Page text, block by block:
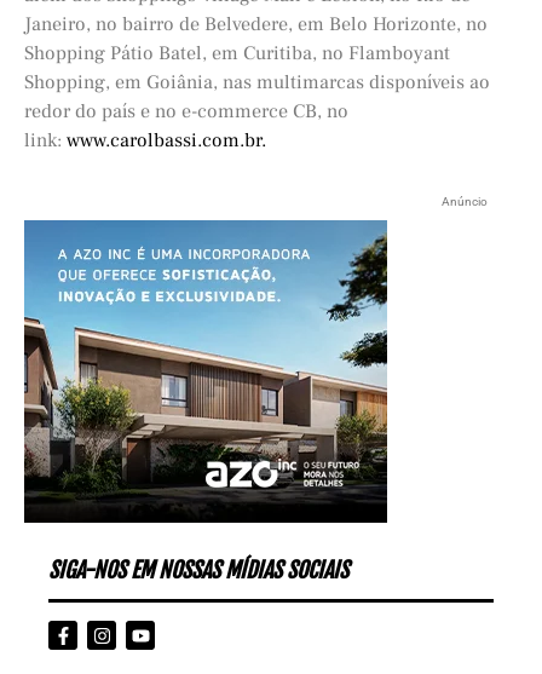
Janeiro, no bairro de Belvedere, em Belo Horizonte, no
Shopping Pátio Batel, em Curitiba, no Flamboyant
Shopping, em Goiânia, nas multimarcas disponíveis ao
redor do país e no e-commerce CB, no
link: www.carolbassi.com.br.
Anúncio
SIGA-NOS EM NOSSAS MÍDIAS SOCIAIS